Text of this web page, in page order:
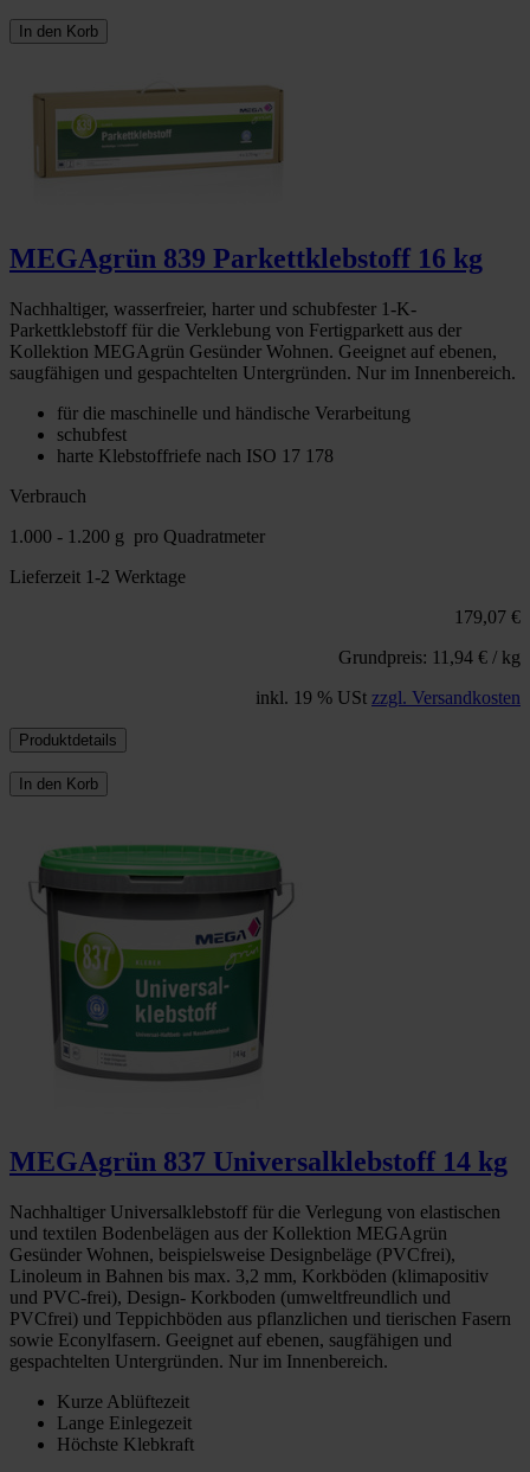
In den Korb
MEGAgrün 839 Parkettklebstoff 16 kg
Nachhaltiger, wasserfreier, harter und schubfester 1-K-
Parkettklebstoff für die Verklebung von Fertigparkett aus der
Kollektion MEGAgrün Gesünder Wohnen. Geeignet auf ebenen,
saugfähigen und gespachtelten Untergründen. Nur im Innenbereich.
für die maschinelle und händische Verarbeitung
schubfest
harte Klebstoffriefe nach ISO 17 178
Verbrauch
1.000 - 1.200 g pro Quadratmeter
Lieferzeit 1-2 Werktage
179,07 €
Grundpreis: 11,94 € / kg
inkl. 19 % USt zzgl. Versandkosten
Produktdetails
In den Korb
MEGAgrün 837 Universalklebstoff 14 kg
Nachhaltiger Universalklebstoff für die Verlegung von elastischen
und textilen Bodenbelägen aus der Kollektion MEGAgrün
Gesünder Wohnen, beispielsweise Designbeläge (PVCfrei),
Linoleum in Bahnen bis max. 3,2 mm, Korkböden (klimapositiv
und PVC-frei), Design- Korkboden (umweltfreundlich und
PVCfrei) und Teppichböden aus pflanzlichen und tierischen Fasern
sowie Econylfasern. Geeignet auf ebenen, saugfähigen und
gespachtelten Untergründen. Nur im Innenbereich.
Kurze Ablüftezeit
Lange Einlegezeit
Höchste Klebkraft